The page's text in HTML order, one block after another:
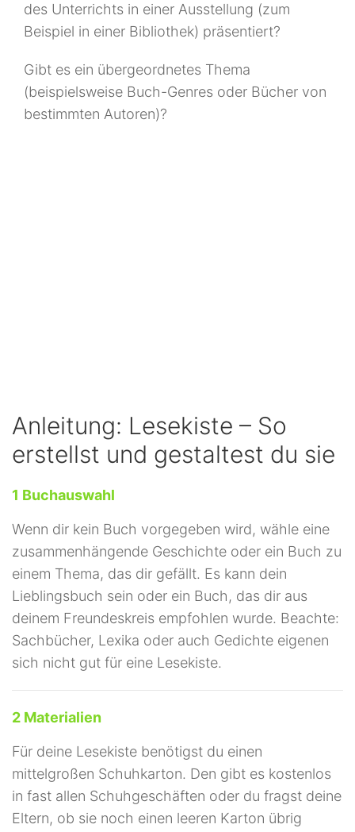
des Unterrichts in einer Ausstellung (zum
Beispiel in einer Bibliothek) präsentiert?
Gibt es ein übergeordnetes Thema
(beispielsweise Buch-Genres oder Bücher von
bestimmten Autoren)?
Anleitung: Lesekiste – So
erstellst und gestaltest du sie
1 Buchauswahl
Wenn dir kein Buch vorgegeben wird, wähle eine
zusammenhängende Geschichte oder ein Buch zu
einem Thema, das dir gefällt. Es kann dein
Lieblingsbuch sein oder ein Buch, das dir aus
deinem Freundeskreis empfohlen wurde. Beachte:
Sachbücher, Lexika oder auch Gedichte eigenen
sich nicht gut für eine Lesekiste.
2 Materialien
Für deine Lesekiste benötigst du einen
mittelgroßen Schuhkarton. Den gibt es kostenlos
in fast allen Schuhgeschäften oder du fragst deine
Eltern, ob sie noch einen leeren Karton übrig